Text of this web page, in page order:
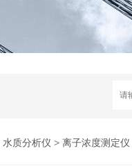
水质分析仪 > 离子浓度测定仪